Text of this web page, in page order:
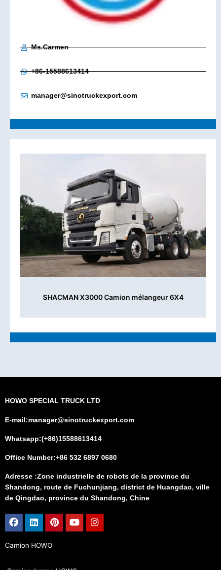
Ms.Carmen
+86-15588613414
manager@sinotruckexport.com
SHACMAN X3000 Camion mélangeur 6X4
HOWO SPECIAL TRUCK LTD
E-mail:manager@sinotruckexport.com
Whatsapp:(+86)15588613414
Office Number:+86 532 6897 0680
Adresse :Zone industrielle de robots de la province du
Shandong, route de Fuchunjiang, district de Huangdao, ville
de Qingdao, province du Shandong, Chine
Facebook
LinkedinPinterest
YoutubeInstagram
Camion HOWO